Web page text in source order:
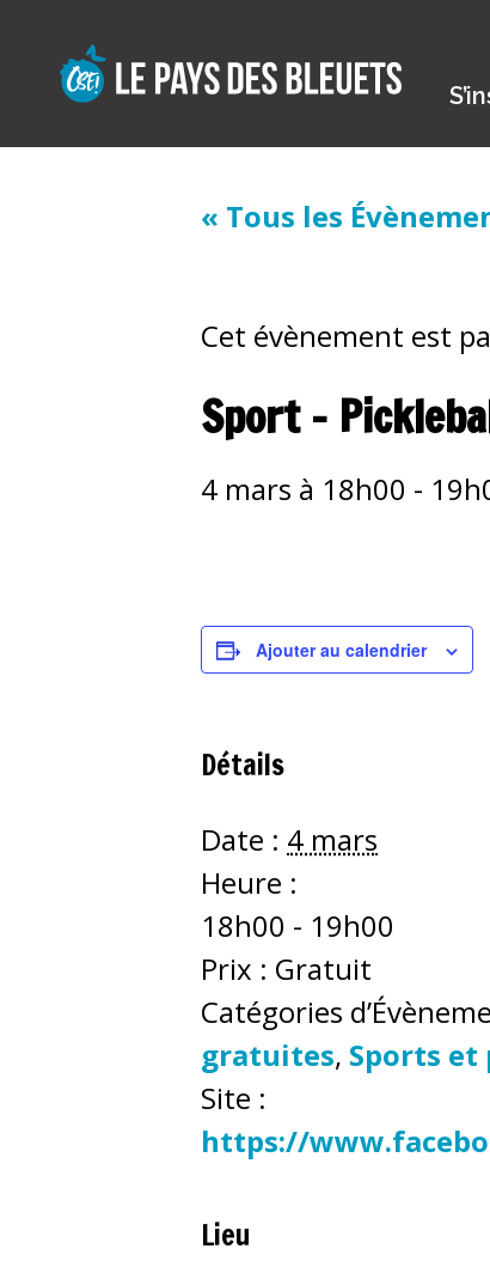
content
« Tous les
Cet évènement est
Sport –
4 mars à 18h00 -
Ajouter au calendrier
Détails
Date : 4 mars
Heure :
18h00 - 19h00
Prix : Gratuit
Catégories
gratuites, Sports
Site :
https://
Lieu